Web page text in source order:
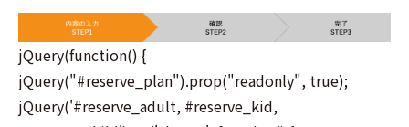
jQuery(function() {
jQuery("#reserve_plan").prop("readonly", true);
jQuery('#reserve_adult, #reserve_kid,